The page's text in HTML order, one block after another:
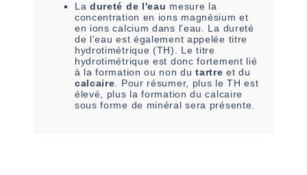
La dureté de l'eau mesure la
concentration en ions magnésium et
en ions calcium dans l'eau. La dureté
de l'eau est également appelée titre
hydrotimétrique (TH). Le titre
hydrotimétrique est donc fortement lié
à la formation ou non dutartre et du
calcaire . Pour résumer, plus le TH est
élevé, plus la formation du calcaire
sous forme de minéral sera présente.